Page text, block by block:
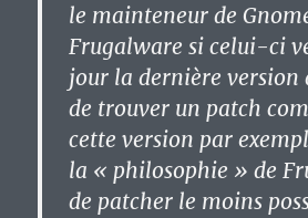
le mainteneur de
Frugalware si celui-ci
jour la dernière version
de trouver un patch
cette version par
la « philosophie » de
de patcher le moins